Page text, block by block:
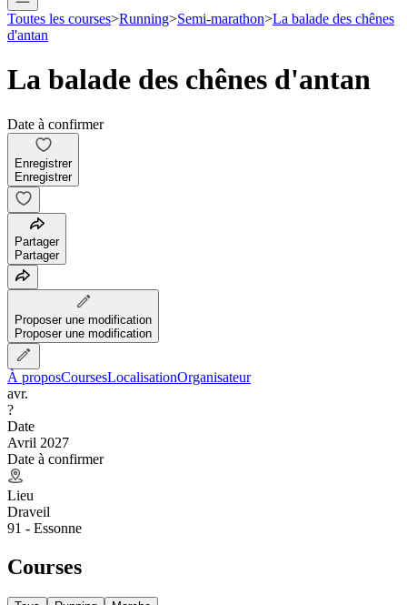
Toutes les courses>Running>Semi-marathon>La balade des chênes
d'antan
La balade des chênes d'antan
Date à confirmer
Enregistrer
Enregistrer
Partager
Partager
Proposer une modification
Proposer une modification
À proposCoursesLocalisationOrganisateur
avr.
?
Date
Avril 2027
Date à confirmer
Lieu
Draveil
91 - Essonne
Courses